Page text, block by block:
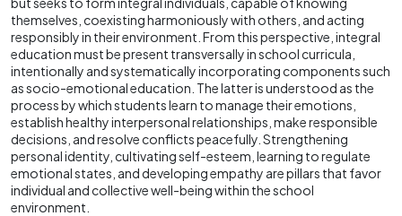
themselves, coexisting harmoniously with others, and acting
responsibly in their environment. From this perspective, integral
education must be present transversally in school curricula,
intentionally and systematically incorporating components such
as socio-emotional education. The latter is understood as the
process by which students learn to manage their emotions,
establish healthy interpersonal relationships, make responsible
decisions, and resolve conflicts peacefully. Strengthening
personal identity, cultivating self-esteem, learning to regulate
emotional states, and developing empathy are pillars that favor
individual and collective well-being within the school
environment.